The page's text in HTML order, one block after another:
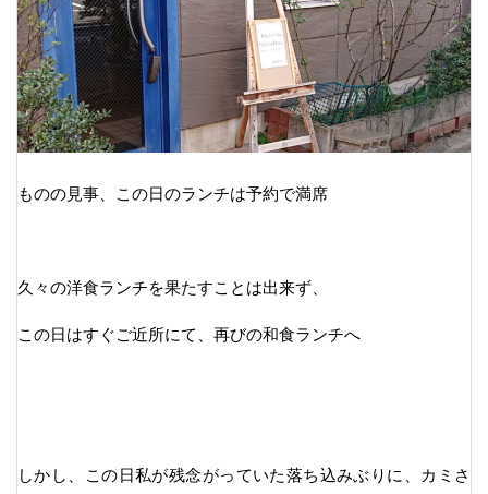
ものの見事、この日のランチは予約で満席
久々の洋食ランチを果たすことは出来ず、
この日はすぐご近所にて、再びの和食ランチへ
しかし、この日私が残念がっていた落ち込みぶりに、カミさ